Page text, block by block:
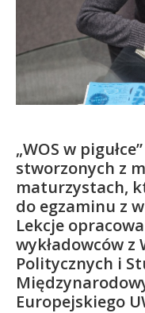
Absolwent
„WOS w
stworzonych z
maturzystach,
do egzaminu z
Lekcje
wykładowców z
Politycznych i
Europejskiego